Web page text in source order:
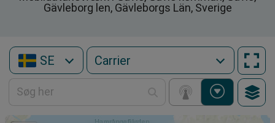
Gävleborg len, Gävleborgs Län, Sverige
SE